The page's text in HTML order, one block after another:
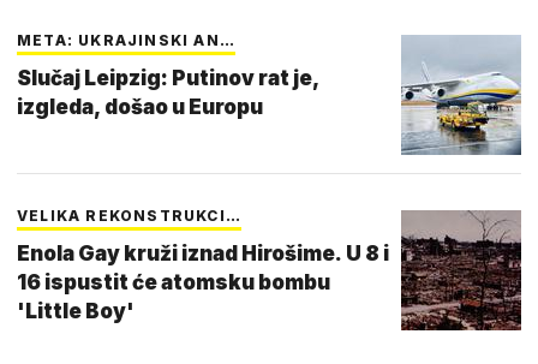
META: UKRAJINSKI AN…
Slučaj Leipzig: Putinov rat je,
izgleda, došao u Europu
VELIKA REKONSTRUKCI…
Enola Gay kruži iznad Hirošime. U 8 i
16 ispustit će atomsku bombu
'Little Boy'